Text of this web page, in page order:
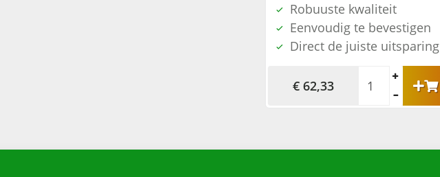
Robuuste kwaliteit
Eenvoudig te bevestigen
Direct de juiste uitsparing
€ 62,33